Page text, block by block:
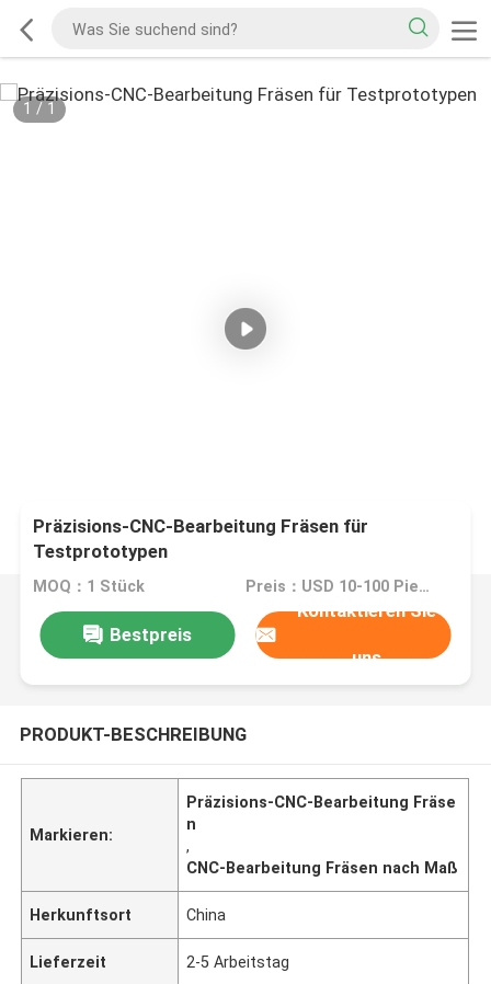
1 / 1
Präzisions-CNC-Bearbeitung Fräsen für
Testprototypen
MOQ：1 Stück Preis：USD 10-100 Piece
Bestpreis
Kontaktieren Sie
uns
PRODUKT-BESCHREIBUNG
Markieren:
Präzisions-CNC-Bearbeitung Fräse
n
,
CNC-Bearbeitung Fräsen nach Maß
Herkunftsort China
Lieferzeit 2-5 Arbeitstag